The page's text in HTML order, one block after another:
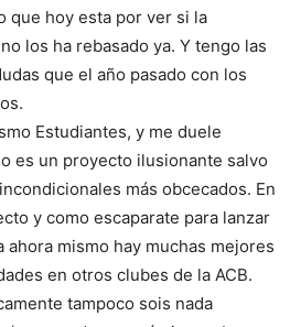
que hoy esta por ver si la
los ha rebasado ya. Y tengo las
que el año pasado con los
Estudiantes, y me duele
es un proyecto ilusionante salvo
más obcecados. En
y como escaparate para lanzar
ahora mismo hay muchas mejores
en otros clubes de la ACB.
tampoco sois nada